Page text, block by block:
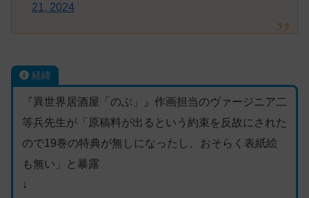
21, 2024
経緯
『異世界居酒屋「のぶ」』作画担当のヴァージニア二
等兵先生が「原稿料が出るという約束を反故にされた
ので19巻の特典が無しになったし、おそらく表紙絵
も無い」と暴露
↓